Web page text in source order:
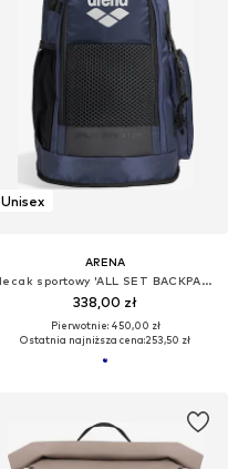
Unisex
ARENA
Plecak sportowy 'ALL SET BACKPACK 45L'
338,00 zł
Pierwotnie: 450,00 zł
Ostatnia najniższa cena:253,50 zł